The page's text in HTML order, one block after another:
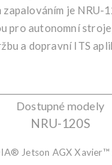
zapalováním je NRU-
pro autonomní
a dopravní ITS
Dostupné modely
NRU-120S
Jetson AGX Xavier™